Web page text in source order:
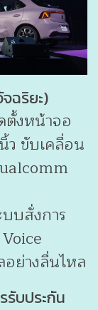
ฉริยะ)
ตั้งหน้าจอ
ขับเคลื่อน
บสั่งการ
ย่างลื่นไหล
รับประกัน